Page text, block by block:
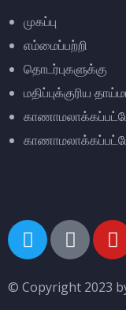
முகப்பு
எம்மைப்பற்றி
தொடர்புகளுக்கு
மதிப்புக்குரிய
© Copyright 2023